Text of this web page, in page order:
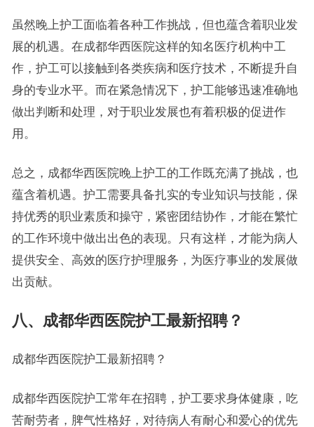
虽然晚上护工面临着各种工作挑战，但也蕴含着职业发
展的机遇。在成都华西医院这样的知名医疗机构中工
作，护工可以接触到各类疾病和医疗技术，不断提升自
身的专业水平。而在紧急情况下，护工能够迅速准确地
做出判断和处理，对于职业发展也有着积极的促进作
用。
总之，成都华西医院晚上护工的工作既充满了挑战，也
蕴含着机遇。护工需要具备扎实的专业知识与技能，保
持优秀的职业素质和操守，紧密团结协作，才能在繁忙
的工作环境中做出出色的表现。只有这样，才能为病人
提供安全、高效的医疗护理服务，为医疗事业的发展做
出贡献。
八、成都华西医院护工最新招聘？
成都华西医院护工最新招聘？
成都华西医院护工常年在招聘，护工要求身体健康，吃
苦耐劳者，脾气性格好，对待病人有耐心和爱心的优先